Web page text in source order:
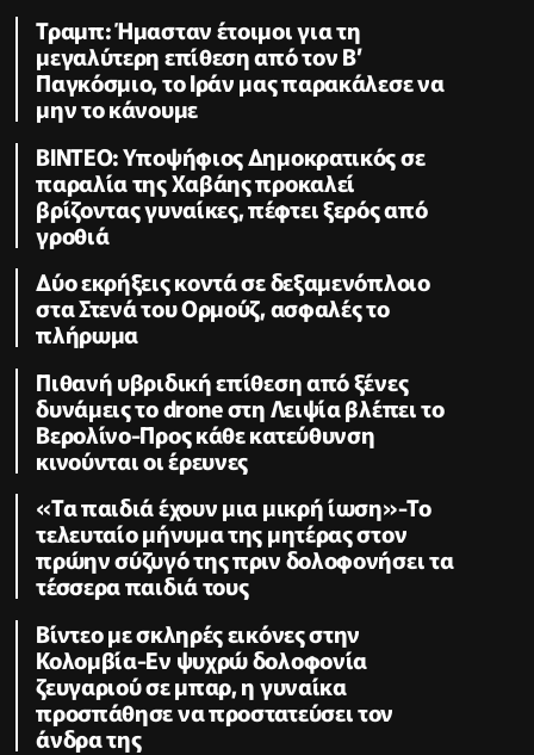
Τραμπ: Ήμασταν έτοιμοι για τη
μεγαλύτερη επίθεση από τον Β’
Παγκόσμιο, το Ιράν μας παρακάλεσε να
μην το κάνουμε
ΒΙΝΤΕΟ: Υποψήφιος Δημοκρατικός σε
παραλία της Χαβάης προκαλεί
βρίζοντας γυναίκες, πέφτει ξερός από
γροθιά
Δύο εκρήξεις κοντά σε δεξαμενόπλοιο
στα Στενά του Ορμούζ, ασφαλές το
πλήρωμα
Πιθανή υβριδική επίθεση από ξένες
δυνάμεις το drone στη Λειψία βλέπει το
Βερολίνο-Προς κάθε κατεύθυνση
κινούνται οι έρευνες
«Τα παιδιά έχουν μια μικρή ίωση»-Το
τελευταίο μήνυμα της μητέρας στον
πρώην σύζυγό της πριν δολοφονήσει τα
τέσσερα παιδιά τους
Βίντεο με σκληρές εικόνες στην
Κολομβία-Εν ψυχρώ δολοφονία
ζευγαριού σε μπαρ, η γυναίκα
προσπάθησε να προστατεύσει τον
άνδρα της